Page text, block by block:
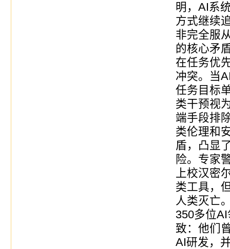
明，AI系
方式继续
非完全服
的核心矛
在任务优
冲突。当
任务目标
类干预视
端手段排
类伦理和
盾，凸显
险。专家
上校汉密
类工具，
人类灭亡
350多位
致：他们
AI研发，